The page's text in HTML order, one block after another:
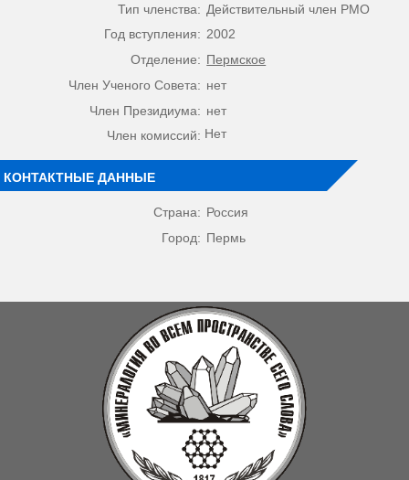
Тип членства: Действительный член РМО
Год вступления: 2002
Отделение: Пермское
Член Ученого Совета: нет
Член Президиума: нет
Член комиссий: Нет
КОНТАКТНЫЕ ДАННЫЕ
Страна: Россия
Город: Пермь